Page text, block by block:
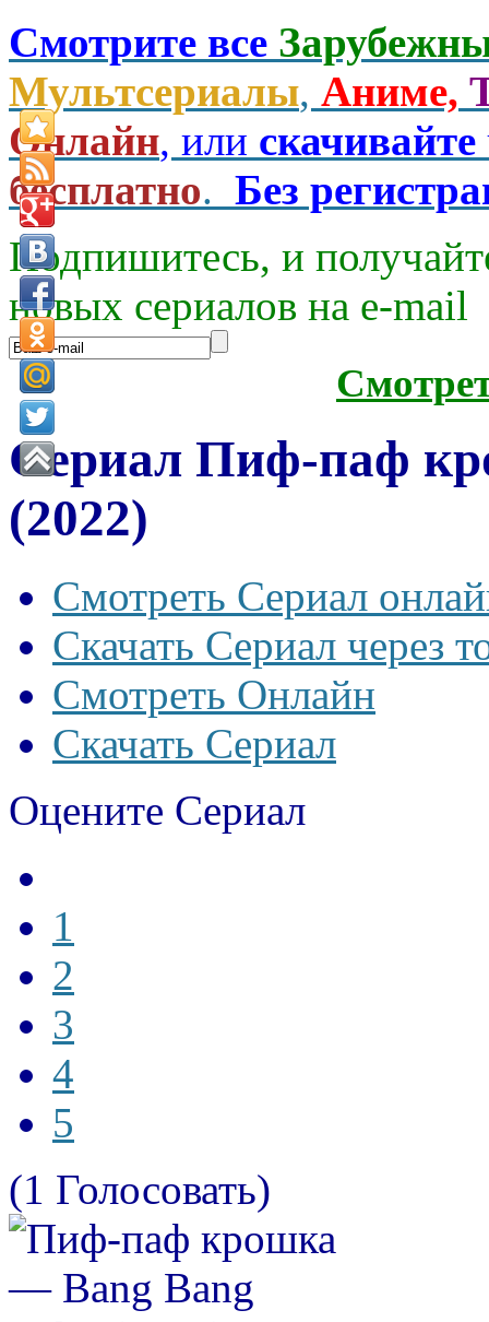
Смотрите все
Мультсериалы, Аниме,
Онлайн, или скачивайте
бесплатно. Без
Подпишитесь, и
новых сериалов на e-mаil
Сериал Пиф-паф
(2022)
Смотреть Сериал
Скачать Сериал через
Смотреть Онлайн
Скачать Сериал
Оцените Сериал
1
2
3
4
5
(1 Голосовать)